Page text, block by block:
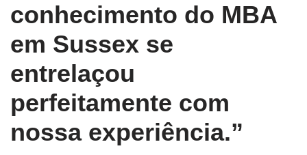
conhecimento do MBA
em Sussex se
entrelaçou
perfeitamente com
nossa experiência.”